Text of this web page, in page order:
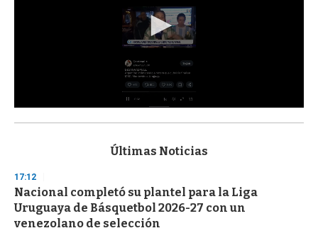
s
d
s
o
f
3
Últimas Noticias
17:12
Nacional completó su plantel para la Liga
Uruguaya de Básquetbol 2026-27 con un
venezolano de selección